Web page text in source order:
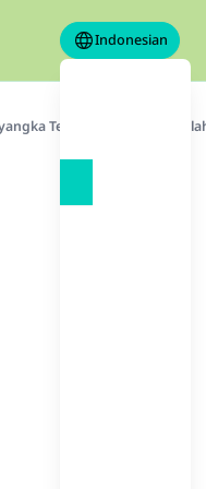
Indonesian
Telah Melakukan